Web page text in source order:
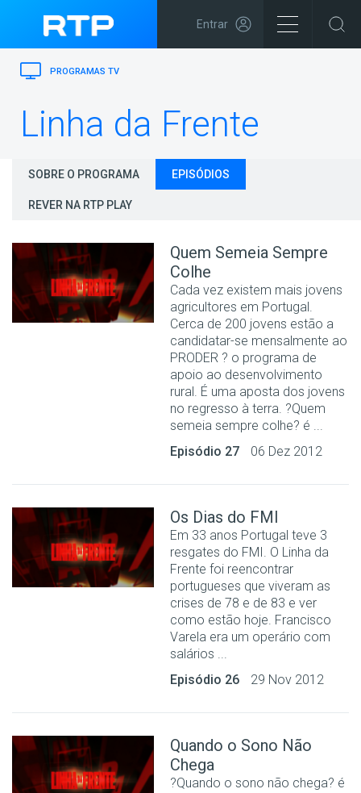
Entrar
PROGRAMAS TV
Linha da Frente
SOBRE O PROGRAMA EPISÓDIOS
REVER NA RTP PLAY
Quem Semeia Sempre
Colhe
Cada vez existem mais jovens
agricultores em Portugal.
Cerca de 200 jovens estão a
candidatar-se mensalmente ao
PRODER ? o programa de
apoio ao desenvolvimento
rural. É uma aposta dos jovens
no regresso à terra. ?Quem
semeia sempre colhe? é ...
Episódio 27
06 Dez 2012
Os Dias do FMI
Em 33 anos Portugal teve 3
resgates do FMI. O Linha da
Frente foi reencontrar
portugueses que viveram as
crises de 78 e de 83 e ver
como estão hoje. Francisco
Varela era um operário com
salários ...
Episódio 26
29 Nov 2012
Quando o Sono Não
Chega
?Quando o sono não chega? é